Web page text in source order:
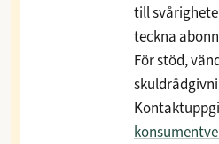
till
teckna
För stöd,